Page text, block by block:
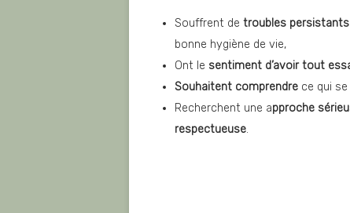
Souffrent de troubles
bonne hygiène de vie,
Ont le sentiment d’avoir tout
Souhaitent comprendre ce qui se
Recherchent une approche
respectueuse.